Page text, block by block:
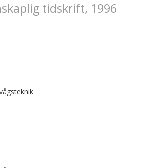
tidskrift, 1996